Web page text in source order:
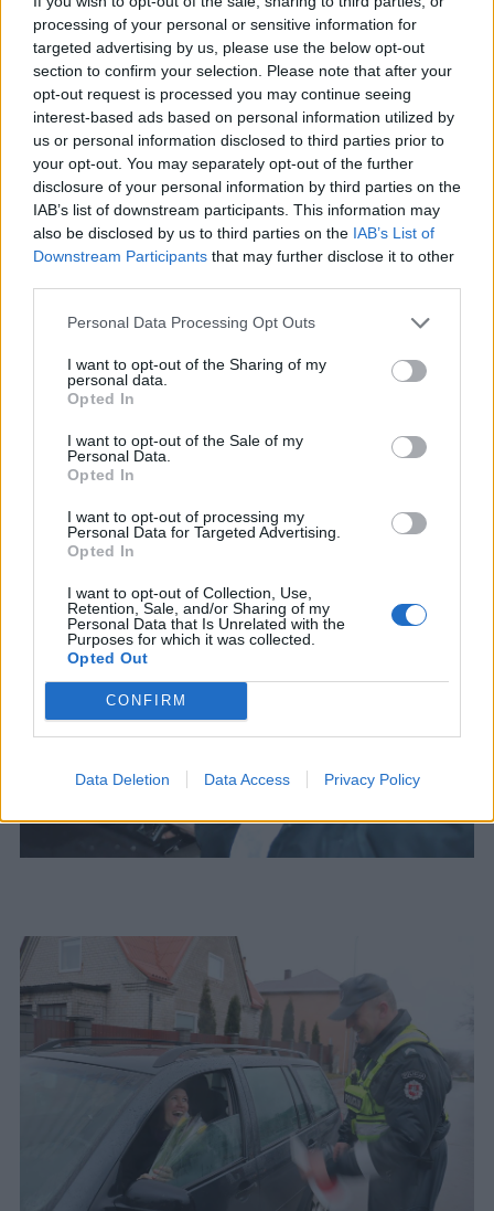
processing of your personal or sensitive information for
targeted advertising by us, please use the below opt-out
section to confirm your selection. Please note that after your
opt-out request is processed you may continue seeing
interest-based ads based on personal information utilized by
us or personal information disclosed to third parties prior to
your opt-out. You may separately opt-out of the further
disclosure of your personal information by third parties on the
IAB’s list of downstream participants. This information may
also be disclosed by us to third parties on the IAB’s List of
Downstream Participants that may further disclose it to other
Personal Data Processing Opt Outs
I want to opt-out of the Sharing of my
personal data.
Opted In
I want to opt-out of the Sale of my
Personal Data.
Opted In
I want to opt-out of processing my
Personal Data for Targeted Advertising.
Opted In
I want to opt-out of Collection, Use,
Retention, Sale, and/or Sharing of my
Personal Data that Is Unrelated with the
Purposes for which it was collected.
Opted Out
CONFIRM
Data Deletion Data Access Privacy Policy
h
f
o
r
: